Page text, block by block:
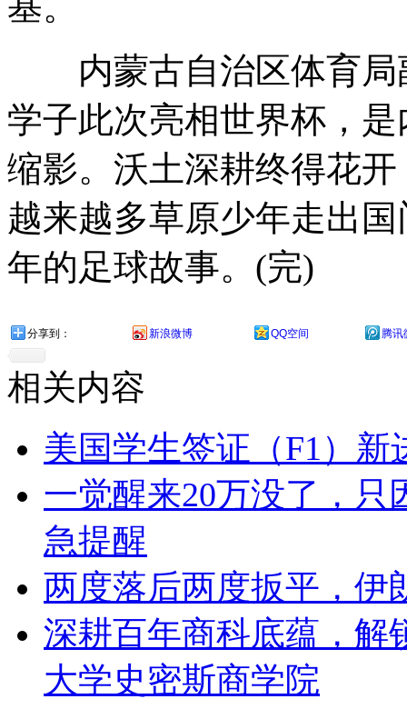
内蒙古自治区体育局
学子此次亮相世界杯，
缩影。沃土深耕终得花
越来越多草原少年走出
年的足球故事。(完)
分享到： 新浪微博 QQ空间 腾讯
相关内容
美国学生签证（F1）新
一觉醒来20万没了，
急提醒
两度落后两度扳平，伊
深耕百年商科底蕴，解
大学史密斯商学院